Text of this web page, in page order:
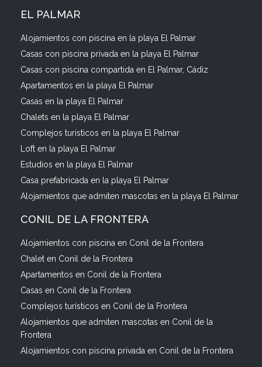
EL PALMAR
Alojamientos con piscina en la playa El Palmar
Casas con piscina privada en la playa El Palmar
Casas con piscina compartida en El Palmar, Cádiz
Apartamentos en la playa El Palmar
Casas en la playa El Palmar
Chalets en la playa El Palmar
Complejos turísticos en la playa El Palmar
Loft en la playa El Palmar
Estudios en la playa El Palmar
Casa prefabricada en la playa El Palmar
Alojamientos que admiten mascotas en la playa El Palmar
CONIL DE LA FRONTERA
Alojamientos con piscina en Conil de la Frontera
Chalet en Conil de la Frontera
Apartamentos en Conil de la Frontera
Casas en Conil de la Frontera
Complejos turísticos en Conil de la Frontera
Alojamientos que admiten mascotas en Conil de la
Frontera
Alojamientos con piscina privada en Conil de la Frontera